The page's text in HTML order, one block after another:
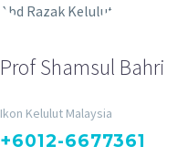
Prof Shamsul Bahri
Ikon Kelulut Malaysia
+6012-6677361